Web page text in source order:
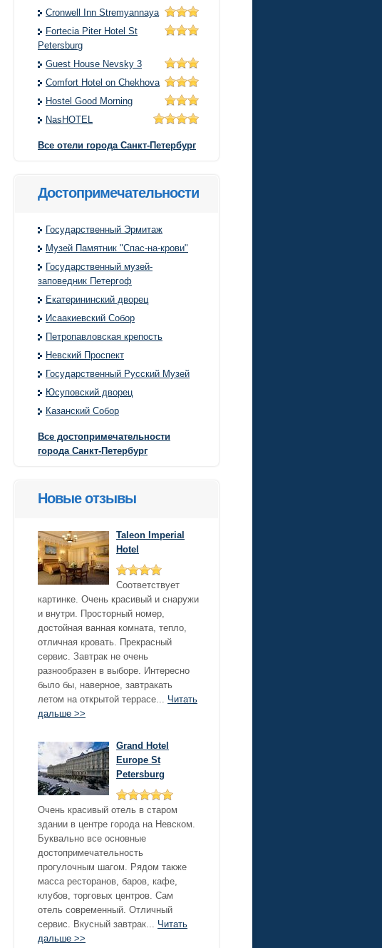
Cronwell Inn Stremyannaya
Fortecia Piter Hotel St
Petersburg
Guest House Nevsky 3
Comfort Hotel on Chekhova
Hostel Good Morning
NasHOTEL
Все отели города Санкт-Петербург
Достопримечательности
Государственный Эрмитаж
Музей Памятник "Спас-на-крови"
Государственный музей-
заповедник Петергоф
Екатерининский дворец
Исаакиевский Собор
Петропавловская крeпость
Невский Проспект
Государственный Русский Музей
Юсуповский дворец
Казанский Собор
Все достопримечательности
города Санкт-Петербург
Новые отзывы
Taleon Imperial
Hotel
Соответствует
картинке. Очень красивый и снаружи
и внутри. Просторный номер,
достойная ванная комната, тепло,
отличная кровать. Прекрасный
сервис. Завтрак не очень
разнообразен в выборе. Интересно
было бы, наверное, завтракать
летом на открытой террасе... Читать
дальше >>
Grand Hotel
Europe St
Petersburg
Очень красивый отель в старом
здании в центре города на Невском.
Буквально все основные
достопримечательность
прогулочным шагом. Рядом также
масса ресторанов, баров, кафе,
клубов, торговых центров. Сам
отель современный. Отличный
сервис. Вкусный завтрак... Читать
дальше >>